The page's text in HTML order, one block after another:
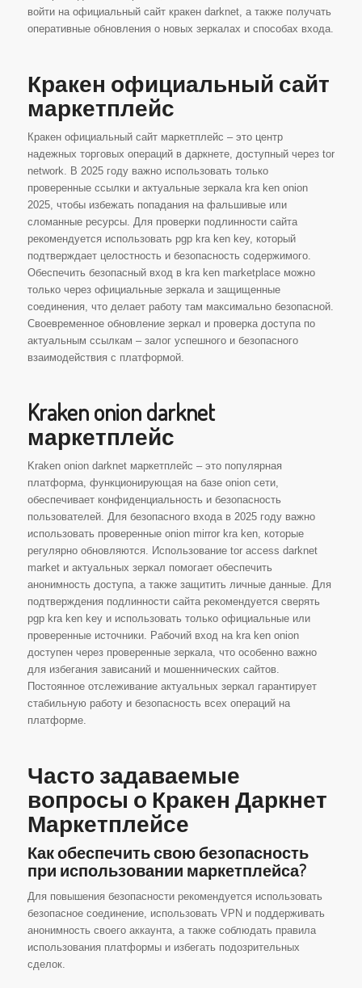
войти на официальный сайт кракен darknet, а также получать
оперативные обновления о новых зеркалах и способах входа.
Кракен официальный сайт
маркетплейс
Кракен официальный сайт маркетплейс – это центр
надежных торговых операций в даркнете, доступный через tor
network. В 2025 году важно использовать только
проверенные ссылки и актуальные зеркала kra ken onion
2025, чтобы избежать попадания на фальшивые или
сломанные ресурсы. Для проверки подлинности сайта
рекомендуется использовать pgp kra ken key, который
подтверждает целостность и безопасность содержимого.
Обеспечить безопасный вход в kra ken marketplace можно
только через официальные зеркала и защищенные
соединения, что делает работу там максимально безопасной.
Своевременное обновление зеркал и проверка доступа по
актуальным ссылкам – залог успешного и безопасного
взаимодействия с платформой.
Kraken onion darknet
маркетплейс
Kraken onion darknet маркетплейс – это популярная
платформа, функционирующая на базе onion сети,
обеспечивает конфиденциальность и безопасность
пользователей. Для безопасного входа в 2025 году важно
использовать проверенные onion mirror kra ken, которые
регулярно обновляются. Использование tor access darknet
market и актуальных зеркал помогает обеспечить
анонимность доступа, а также защитить личные данные. Для
подтверждения подлинности сайта рекомендуется сверять
pgp kra ken key и использовать только официальные или
проверенные источники. Рабочий вход на kra ken onion
доступен через проверенные зеркала, что особенно важно
для избегания зависаний и мошеннических сайтов.
Постоянное отслеживание актуальных зеркал гарантирует
стабильную работу и безопасность всех операций на
платформе.
Часто задаваемые
вопросы о Кракен Даркнет
Маркетплейсе
Как обеспечить свою безопасность
при использовании маркетплейса?
Для повышения безопасности рекомендуется использовать
безопасное соединение, использовать VPN и поддерживать
анонимность своего аккаунта, а также соблюдать правила
использования платформы и избегать подозрительных
сделок.